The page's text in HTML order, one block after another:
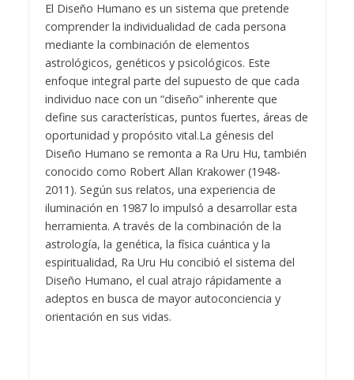
El Diseño Humano es un sistema que pretende
comprender la individualidad de cada persona
mediante la combinación de elementos
astrológicos, genéticos y psicológicos. Este
enfoque integral parte del supuesto de que cada
individuo nace con un “diseño” inherente que
define sus características, puntos fuertes, áreas de
oportunidad y propósito vital.La génesis del
Diseño Humano se remonta a Ra Uru Hu, también
conocido como Robert Allan Krakower (1948-
2011). Según sus relatos, una experiencia de
iluminación en 1987 lo impulsó a desarrollar esta
herramienta. A través de la combinación de la
astrología, la genética, la física cuántica y la
espiritualidad, Ra Uru Hu concibió el sistema del
Diseño Humano, el cual atrajo rápidamente a
adeptos en busca de mayor autoconciencia y
orientación en sus vidas.